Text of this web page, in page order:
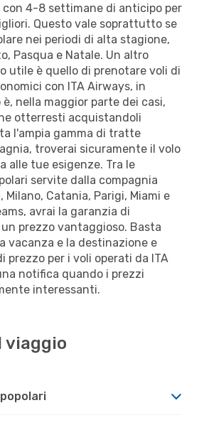
4-8 settimane di anticipo per
Questo vale soprattutto se
nei periodi di alta stagione,
Pasqua e Natale. Un altro
utile è quello di prenotare voli di
con ITA Airways, in
nella maggior parte dei casi,
otterresti acquistandoli
l'ampia gamma di tratte
troverai sicuramente il volo
alle tue esigenze. Tra le
servite dalla compagnia
Milano, Catania, Parigi, Miami e
avrai la garanzia di
prezzo vantaggioso. Basta
vacanza e la destinazione e
prezzo per i voli operati da ITA
notifica quando i prezzi
interessanti.
viaggio